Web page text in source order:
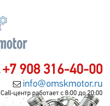
+7 908 316-40-00
info@omskmotor.ru
Call-центр работает с 8:00 до 20:00